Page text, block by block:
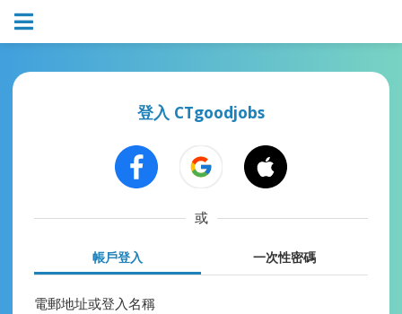
登入 CTgoodjobs
或
帳戶登入 一次性密碼
電郵地址或登入名稱